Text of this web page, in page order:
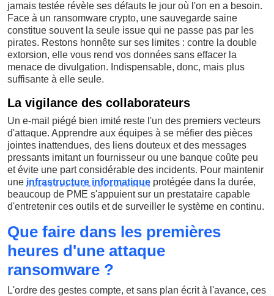
jamais testée révèle ses défauts le jour où l'on en a besoin.
Face à un ransomware crypto, une sauvegarde saine
constitue souvent la seule issue qui ne passe pas par les
pirates. Restons honnête sur ses limites : contre la double
extorsion, elle vous rend vos données sans effacer la
menace de divulgation. Indispensable, donc, mais plus
suffisante à elle seule.
La vigilance des collaborateurs
Un e-mail piégé bien imité reste l'un des premiers vecteurs
d'attaque. Apprendre aux équipes à se méfier des pièces
jointes inattendues, des liens douteux et des messages
pressants imitant un fournisseur ou une banque coûte peu
et évite une part considérable des incidents. Pour maintenir
une infrastructure informatique protégée dans la durée,
beaucoup de PME s'appuient sur un prestataire capable
d'entretenir ces outils et de surveiller le système en continu.
Que faire dans les premières
heures d'une attaque
ransomware ?
L'ordre des gestes compte, et sans plan écrit à l'avance, ces